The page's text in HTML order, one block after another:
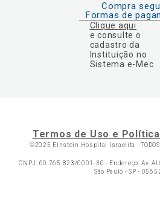
Compra
Formas de
Clique aqui
e consulte o
cadastro da
Instituição no
Sistema e-Mec
Termos de Uso e
©2025 Einstein Hospital Israelita -
CNPJ: 60.765.823/0001-30 - Endereço: Av.
São Paulo - SP -